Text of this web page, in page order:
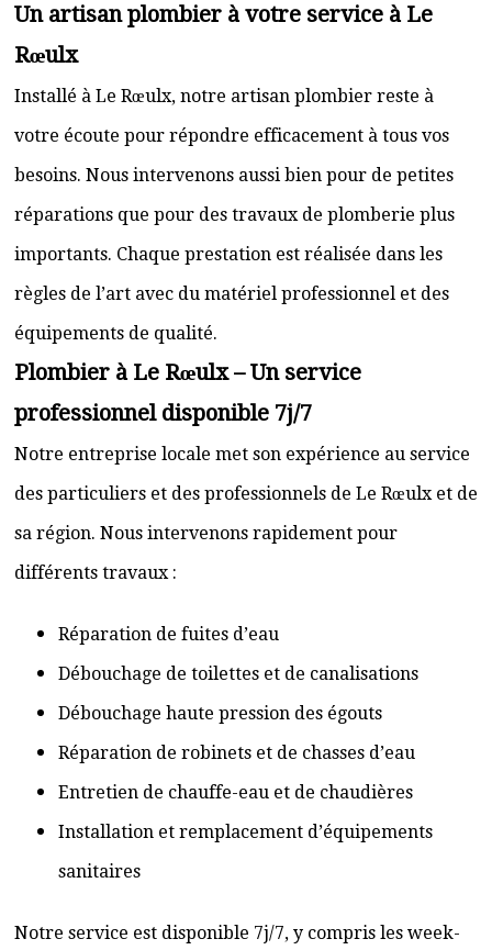
Un artisan plombier à votre service à Le
Rœulx
Installé à Le Rœulx, notre artisan plombier reste à
votre écoute pour répondre efficacement à tous vos
besoins. Nous intervenons aussi bien pour de petites
réparations que pour des travaux de plomberie plus
importants. Chaque prestation est réalisée dans les
règles de l’art avec du matériel professionnel et des
équipements de qualité.
Plombier à Le Rœulx – Un service
professionnel disponible 7j/7
Notre entreprise locale met son expérience au service
des particuliers et des professionnels de Le Rœulx et de
sa région. Nous intervenons rapidement pour
différents travaux :
Réparation de fuites d’eau
Débouchage de toilettes et de canalisations
Débouchage haute pression des égouts
Réparation de robinets et de chasses d’eau
Entretien de chauffe-eau et de chaudières
Installation et remplacement d’équipements
sanitaires
Notre service est disponible 7j/7, y compris les week-